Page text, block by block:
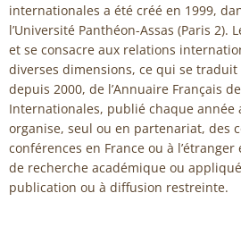
internationales a été créé en 1999,
l’Université Panthéon-Assas (Paris 2).
et se consacre aux relations
diverses dimensions, ce qui se
depuis 2000, de l’Annuaire Français
Internationales, publié chaque année
organise, seul ou en partenariat, des
conférences en France ou à
de recherche académique ou
publication ou à diffusion restreinte.